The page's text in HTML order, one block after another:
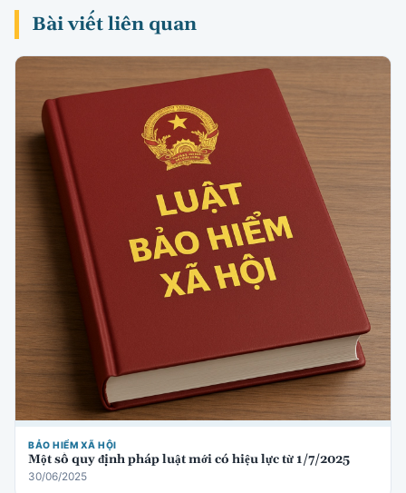
Bài viết liên quan
BẢO HIỂM XÃ HỘI
Một số quy định pháp luật mới có hiệu lực từ 1/7/2025
30/06/2025